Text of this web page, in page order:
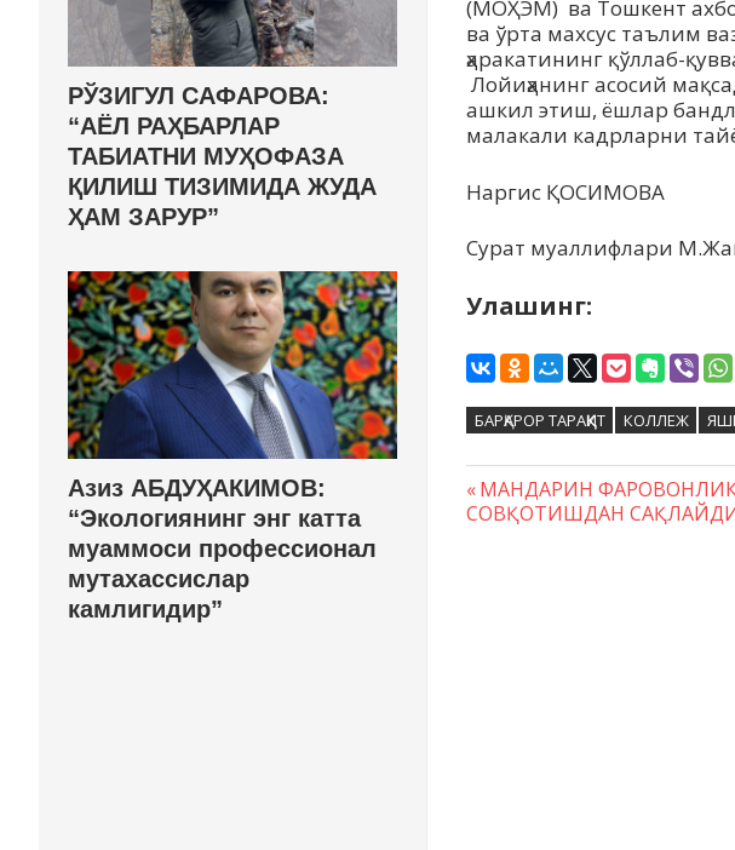
(МОҲЭМ) ва Тошкент
ва ўрта махсус таълим
ҳаракатининг қўллаб-
Лойиҳанинг асосий
ашкил этиш, ёшлар
малакали кадрларни
Наргис ҚОСИМОВА
Сурат муаллифлари
Улашинг:
БАРҚАРОР ТАРАҚҚИТ КОЛЛЕЖ
Навигация
Предыдущая
запись:
МАНДАРИН
СОВҚОТИШДАН САҚЛАЙДИ
РЎЗИГУЛ САФАРОВА:
“АЁЛ РАҲБАРЛАР
ТАБИАТНИ МУҲОФАЗА
ҚИЛИШ ТИЗИМИДА ЖУДА
ҲАМ ЗАРУР”
Азиз АБДУҲАКИМОВ:
“Экологиянинг энг катта
муаммоси профессионал
мутахассислар
камлигидир”